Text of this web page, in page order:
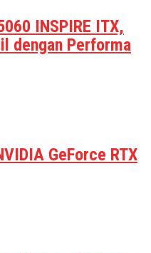
INSPIRE ITX,
dengan Performa
GeForce RTX